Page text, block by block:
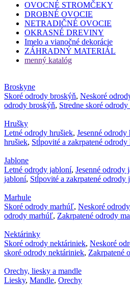
OVOCNÉ STROMČEKY
DROBNÉ OVOCIE
NETRADIČNÉ OVOCIE
OKRASNÉ DREVINY
Imelo a vianočné dekorácie
ZÁHRADNÝ MATERIÁL
menný katalóg
Broskyne
Skoré odrody broskýň, Neskoré
odrody broskýň, Stredne skoré
Hrušky
Letné odrody hrušiek, Jesenné odrody
hrušiek, Stĺpovité a zakrpatené odrody
Jablone
Letné odrody jabloní, Jesenné odrody
jabloní, Stĺpovité a zakrpatené odrody
Marhule
Skoré odrody marhúľ, Neskoré
odrody marhúľ, Zakrpatené odrody
Nektárinky
Skoré odrody nektáriniek, Neskoré
skoré odrody nektáriniek, Zakrpatené
Orechy, liesky a mandle
Liesky, Mandle, Orechy